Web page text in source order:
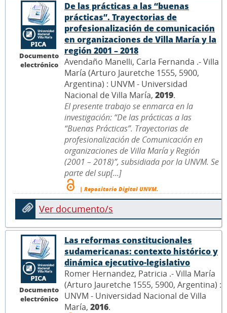
Documento
electrónico
De las prácticas a las “buenas
prácticas”. Trayectorias de
profesionalización de comunicación
en organizaciones de Villa María y la
región 2001 – 2018
Avendaño Manelli, Carla Fernanda .- Villa
María (Arturo Jauretche 1555, 5900,
Argentina) : UNVM - Universidad
Nacional de Villa María, 2019.
El presente trabajo se enmarca en la
investigación: “De las prácticas a las
“Buenas Prácticas”. Trayectorias de
profesionalización de Comunicación en
organizaciones de Villa María y Región
(2001 – 2018)”, subsidiada por la UNVM. Se
parte del sup[...]
| Repositorio Digital UNVM.
Ver documento/s
Documento
electrónico
Las reformas constitucionales
sudamericanas: contexto histórico y
dinámica ejecutivo-legislativo
Romer Hernandez, Patricia .- Villa María
(Arturo Jauretche 1555, 5900, Argentina) :
UNVM - Universidad Nacional de Villa
María, 2016.